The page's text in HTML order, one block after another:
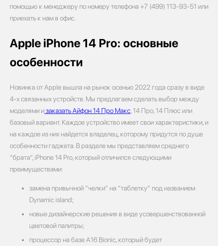
помощью к менеджеру по номеру телефона +7 (499) 113-93-51 или
приехать к нам в офис.
Apple iPhone 14 Pro: основные
особенности
Новинка от Apple вышла на рынок осенью 2022 года сразу в виде
4-х связанных устройств. Мы предлагаем сделать выбор между
моделями изаказать Айфон 14 Про Макс, 14 Про, 14 Плюс или
базовый вариант. Каждое устройство имеет свои характеристики, и
на каждое из них найдется владелец, которому придутся по душе
особенности гаджета. В разделе мы представляем среднего
“брата”, iPhone 14 Pro, который отличился следующими
преимуществами:
замена привычной “челки” на “таблетку” под названием
Dynamic island;
новые дизайнерские решения в виде усовершенствованной
цветовой палитры;
процессор на базе A16 Bionic, который будет